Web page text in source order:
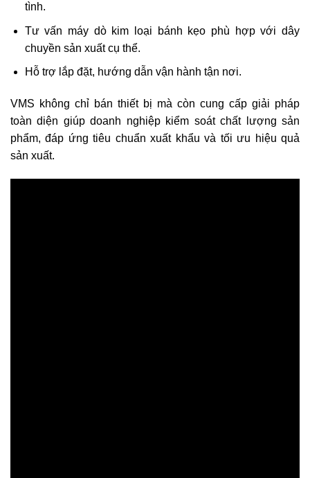
tình.
Tư vấn máy dò kim loại bánh kẹo phù hợp với dây
chuyền sản xuất cụ thể.
Hỗ trợ lắp đặt, hướng dẫn vận hành tận nơi.
VMS không chỉ bán thiết bị mà còn cung cấp giải pháp
toàn diện giúp doanh nghiệp kiểm soát chất lượng sản
phẩm, đáp ứng tiêu chuẩn xuất khẩu và tối ưu hiệu quả
sản xuất.